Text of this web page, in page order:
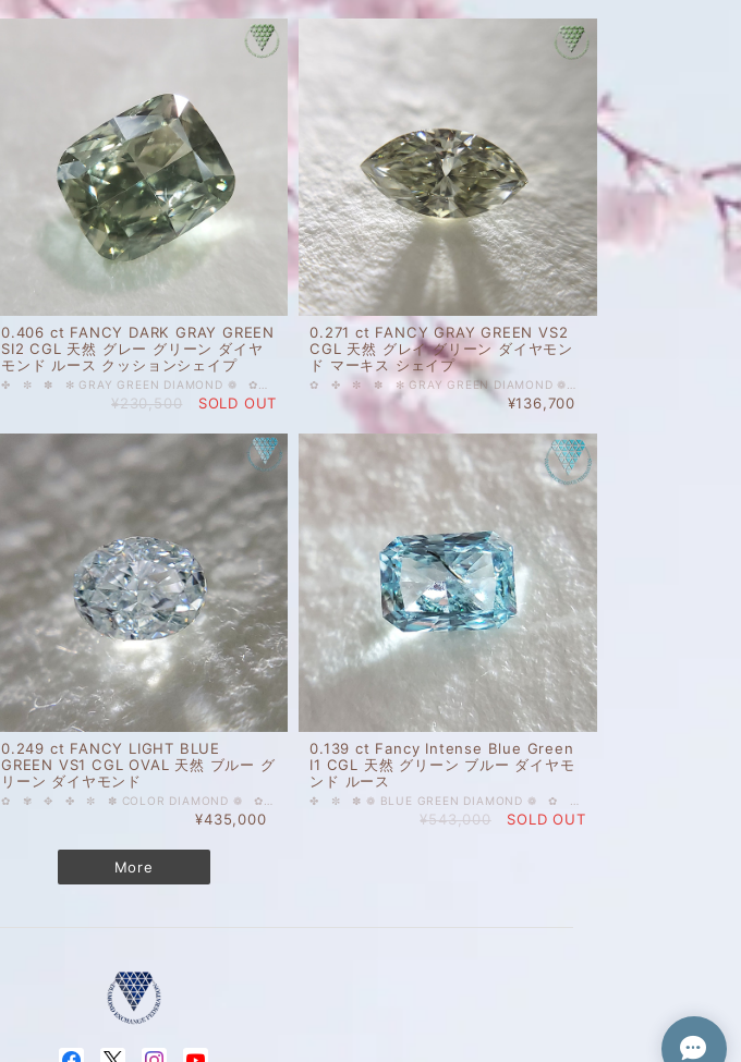
0.406 ct FANCY DARK GRAY GREEN
SI2 CGL 天然 グレー グリーン ダイヤ
モンド ルース クッションシェイプ
¥230,500 SOLD OUT
0.271 ct FANCY GRAY GREEN VS2
CGL 天然 グレイ グリーン ダイヤモン
ド マーキス シェイプ
¥136,700
0.249 ct FANCY LIGHT BLUE
GREEN VS1 CGL OVAL 天然 ブルー グ
リーン ダイヤモンド
¥435,000
0.139 ct Fancy Intense Blue Green
I1 CGL 天然 グリーン ブルー ダイヤモ
ンド ルース
¥543,000 SOLD OUT
More